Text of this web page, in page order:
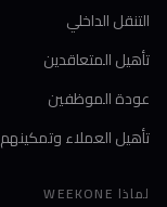
التنقل الداخلي
تأهيل المتعاقدين
عودة الموظفين
تأهيل العملاء وتمكينهم
لماذا WEEKONE